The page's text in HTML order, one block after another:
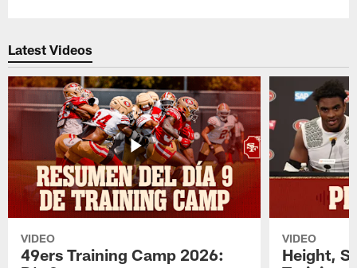
Latest Videos
VIDEO
49ers Training Camp 2026:
VIDEO
Height,